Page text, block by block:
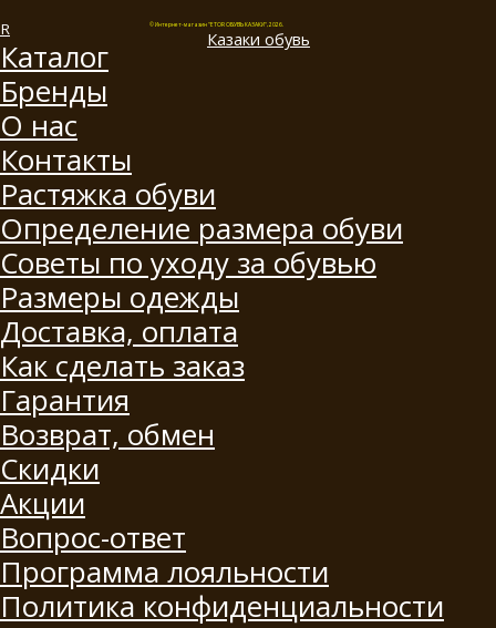
© Интернет-магазин "ETOR ОБУВЬ КАЗАКИ", 2026.
Казаки обувь
Каталог
Бренды
О нас
Контакты
Растяжка обуви
Определение размера обуви
Советы по уходу за обувью
Размеры одежды
Доставка, оплата
Как сделать заказ
Гарантия
Возврат, обмен
Скидки
Акции
Вопрос-ответ
Программа лояльности
Политика конфиденциальности